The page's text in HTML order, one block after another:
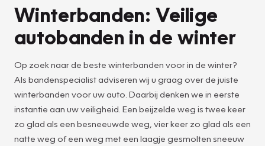
Winterbanden: Veilige
autobanden in de winter
Op zoek naar de beste winterbanden voor in de winter?
Als bandenspecialist adviseren wij u graag over de juiste
winterbanden voor uw auto. Daarbij denken we in eerste
instantie aan uw veiligheid. Een beijzelde weg is twee keer
zo glad als een besneeuwde weg, vier keer zo glad als een
natte weg of een weg met een laagje gesmolten sneeuw